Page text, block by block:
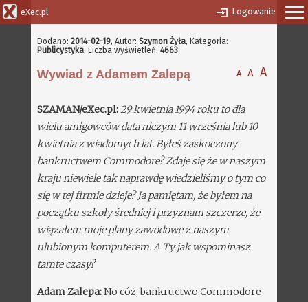
eXec.pl Logowanie
Dodano: 2014-02-19, Autor: Szymon Żyła, Kategoria:
Publicystyka, Liczba wyświetleń: 4663
A A A
Wywiad z Adamem Zalepą
SZAMAN/eXec.pl:29 kwietnia 1994 roku to dla
wielu amigowców data niczym 11 września lub 10
kwietnia z wiadomych lat. Byłeś zaskoczony
bankructwem Commodore? Zdaje się że w naszym
kraju niewiele tak naprawdę wiedzieliśmy o tym co
się w tej firmie dzieje? Ja pamiętam, że byłem na
początku szkoły średniej i przyznam szczerze, że
wiązałem moje plany zawodowe z naszym
ulubionym komputerem. A Ty jak wspominasz
tamte czasy?
Adam Zalepa:No cóż, bankructwo Commodore